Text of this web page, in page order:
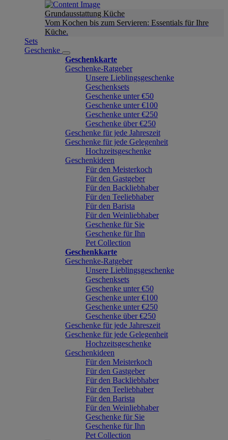
Grundausstattung Küche
Vom Kochen bis zum Servieren: Essentials für Ihre
Küche.
Sets
Geschenke
Geschenkkarte
Geschenke-Ratgeber
Unsere Lieblingsgeschenke
Geschenksets
Geschenke unter €50
Geschenke unter €100
Geschenke unter €250
Geschenke über €250
Geschenke für jede Jahreszeit
Geschenke für jede Gelegenheit
Hochzeitsgeschenke
Geschenkideen
Für den Meisterkoch
Für den Gastgeber
Für den Backliebhaber
Für den Teeliebhaber
Für den Barista
Für den Weinliebhaber
Geschenke für Sie
Geschenke für Ihn
Pet Collection
Geschenkkarte
Geschenke-Ratgeber
Unsere Lieblingsgeschenke
Geschenksets
Geschenke unter €50
Geschenke unter €100
Geschenke unter €250
Geschenke über €250
Geschenke für jede Jahreszeit
Geschenke für jede Gelegenheit
Hochzeitsgeschenke
Geschenkideen
Für den Meisterkoch
Für den Gastgeber
Für den Backliebhaber
Für den Teeliebhaber
Für den Barista
Für den Weinliebhaber
Geschenke für Sie
Geschenke für Ihn
Pet Collection